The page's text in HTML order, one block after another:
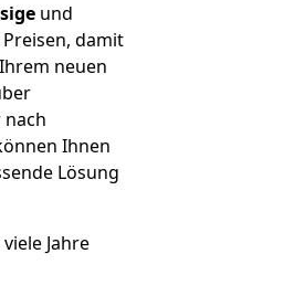
und
damit
neuen
Ihnen
Lösung
Jahre